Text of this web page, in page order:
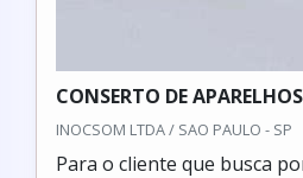
CONSERTO DE
INOCSOM LTDA / SAO PAULO - SP
Para o cliente que busca